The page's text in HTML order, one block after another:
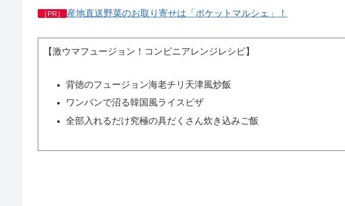
［PR］ 産地直送野菜のお取り寄せは「ポケットマルシェ」！
【激ウマフュージョン！コンビニアレンジレシピ】
背徳のフュージョン海老チリ天津風炒飯
ワンパンで沼る韓国風ライスピザ
全部入れるだけ究極の具だくさん炊き込みご飯